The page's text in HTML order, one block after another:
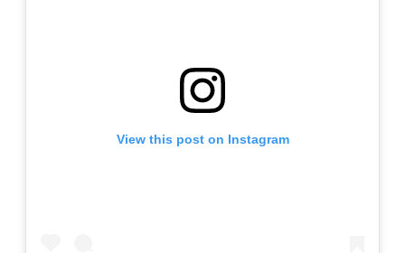
View this post on Instagram